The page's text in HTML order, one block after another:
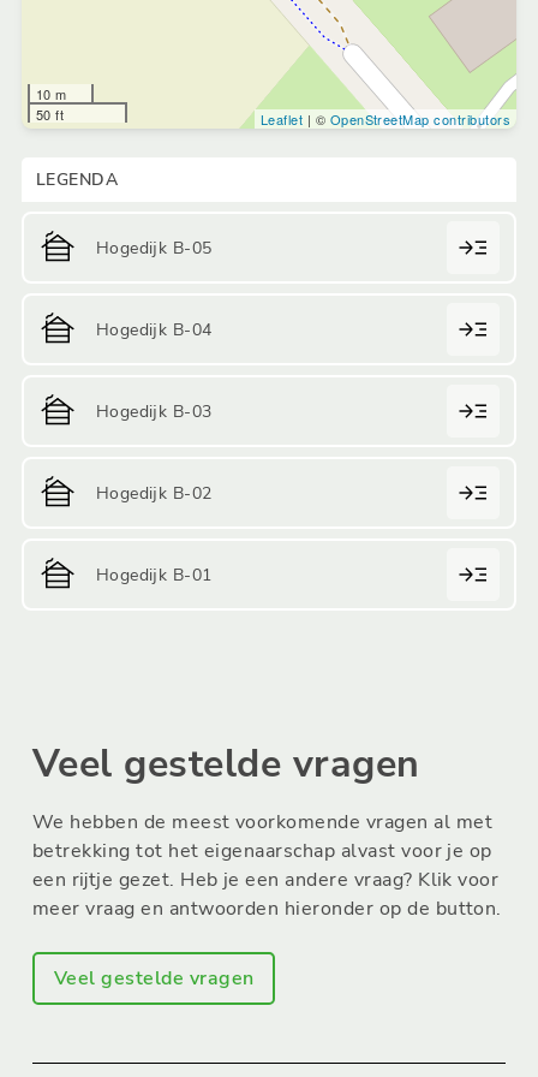
10 m
50 ft
Leaflet | © OpenStreetMap contributors
LEGENDA
Hogedijk B-05
Hogedijk B-04
Hogedijk B-03
Hogedijk B-02
Hogedijk B-01
Veel gestelde vragen
We hebben de meest voorkomende vragen al met
betrekking tot het eigenaarschap alvast voor je op
een rijtje gezet. Heb je een andere vraag? Klik voor
meer vraag en antwoorden hieronder op de button.
Veel gestelde vragen